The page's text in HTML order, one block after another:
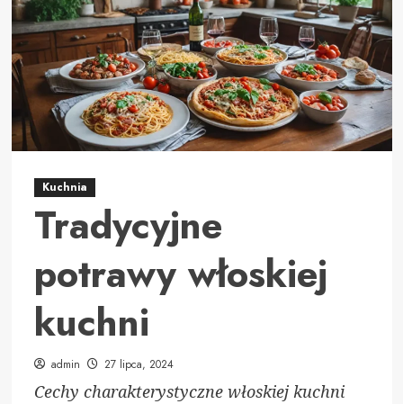
jako
szybki
sposób
na
uzupełnienie
CBD
w
Kuchnia
Tradycyjne
potrawy włoskiej
kuchni
admin 27 lipca, 2024
Cechy charakterystyczne włoskiej kuchni